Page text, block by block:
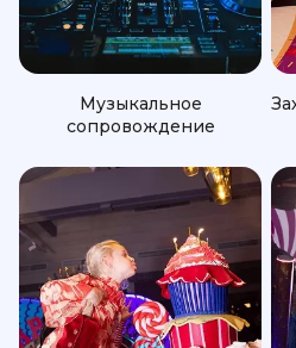
Музыкальное
сопровождение